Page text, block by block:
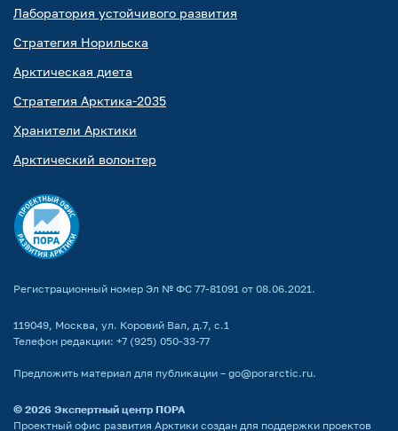
Лаборатория устойчивого развития
Стратегия Норильска
Арктическая диета
Стратегия Арктика-2035
Хранители Арктики
Арктический волонтер
Регистрационный номер Эл № ФС 77-81091 от 08.06.2021.
119049, Москва, ул. Коровий Вал, д.7, с.1
Телефон редакции: +7 (925) 050-33-77
Предложить материал для публикации – go@porarctic.ru.
© 2026 Экспертный центр ПОРА
Проектный офис развития Арктики создан для поддержки проектов